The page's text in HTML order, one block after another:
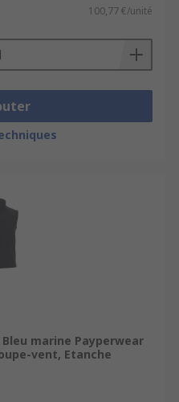
100,77 €/unité
marine Payperwear
vent, Etanche